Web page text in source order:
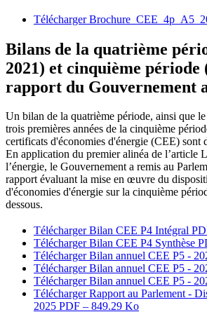
Télécharger
Bilans de la quatrième
2021) et cinquième période
rapport du Gouvernement
Un bilan de la quatrième période, ainsi que
trois premières années de la cinquième
certificats d'économies d'énergie (CEE) sont
En application du premier alinéa de l’article
l’énergie, le Gouvernement a remis au
rapport évaluant la mise en œuvre du
d'économies d'énergie sur la cinquième
dessous.
Télécharger Bilan CEE P4 Intégral
Télécharger Bilan CEE P4 Synthèse
Télécharger Bilan annuel CEE P5 -
Télécharger Bilan annuel CEE P5 -
Télécharger Bilan annuel CEE P5 -
Télécharger Rapport au Parlement -
2025 PDF – 849.29 Ko